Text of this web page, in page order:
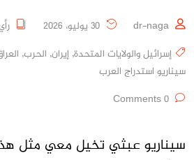
dr-naga
إسرائيل والولايات المتحدة, إيران, الحرب,
سيناريو استدراج العرب
سيناريو عبثي تخيل معي مثل